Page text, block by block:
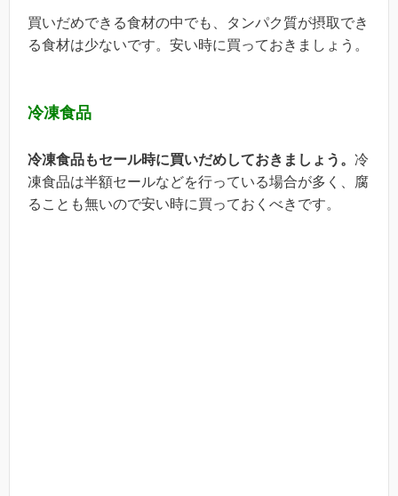
買いだめできる食材の中でも、タンパク質が摂取でき
る食材は少ないです。安い時に買っておきましょう。
冷凍食品
冷凍食品もセール時に買いだめしておきましょう。 冷
凍食品は半額セールなどを行っている場合が多く、腐
ることも無いので安い時に買っておくべきです。